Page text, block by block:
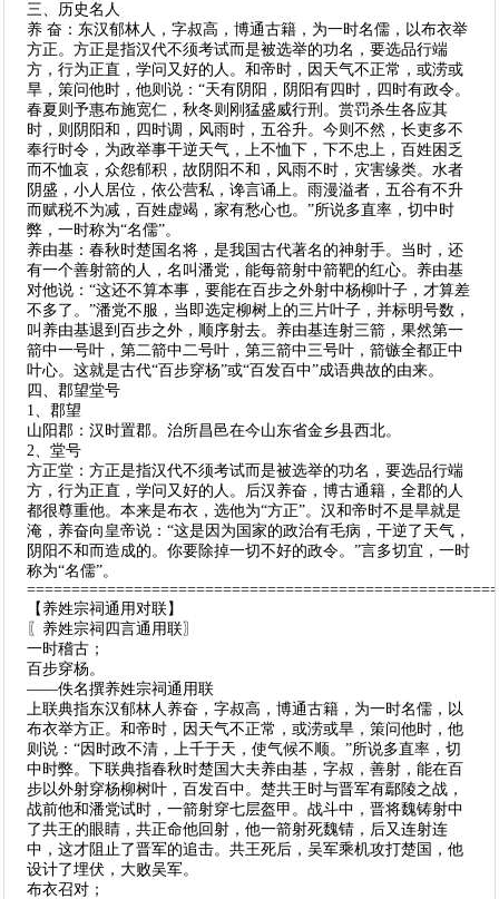
三、历史名人
养 奋：东汉郁林人，字叔高，博通古籍，为一时名儒，以布衣举
方正。方正是指汉代不须考试而是被选举的功名，要选品行端
方，行为正直，学问又好的人。和帝时，因天气不正常，或涝或
旱，策问他时，他则说：“天有阴阳，阴阳有四时，四时有政令。
春夏则予惠布施宽仁，秋冬则刚猛盛威行刑。赏罚杀生各应其
时，则阴阳和，四时调，风雨时，五谷升。今则不然，长吏多不
奉行时令，为政举事干逆天气，上不恤下，下不忠上，百姓困乏
而不恤哀，众怨郁积，故阴阳不和，风雨不时，灾害缘类。水者
阴盛，小人居位，依公营私，谗言诵上。雨漫溢者，五谷有不升
而赋税不为减，百姓虚竭，家有愁心也。”所说多直率，切中时
弊，一时称为“名儒”。
养由基：春秋时楚国名将，是我国古代著名的神射手。当时，还
有一个善射箭的人，名叫潘党，能每箭射中箭靶的红心。养由基
对他说：“这还不算本事，要能在百步之外射中杨柳叶子，才算差
不多了。”潘党不服，当即选定柳树上的三片叶子，并标明号数，
叫养由基退到百步之外，顺序射去。养由基连射三箭，果然第一
箭中一号叶，第二箭中二号叶，第三箭中三号叶，箭镞全都正中
叶心。这就是古代“百步穿杨”或“百发百中”成语典故的由来。
四、郡望堂号
1、郡望
山阳郡：汉时置郡。治所昌邑在今山东省金乡县西北。
2、堂号
方正堂：方正是指汉代不须考试而是被选举的功名，要选品行端
方，行为正直，学问又好的人。后汉养奋，博古通籍，全郡的人
都很尊重他。本来是布衣，选他为“方正”。汉和帝时不是旱就是
淹，养奋向皇帝说：“这是因为国家的政治有毛病，干逆了天气，
阴阳不和而造成的。你要除掉一切不好的政令。”言多切宜，一时
称为“名儒”。
【养姓宗祠通用对联】
〖养姓宗祠四言通用联〗
一时稽古；
百步穿杨。
——佚名撰养姓宗祠通用联
上联典指东汉郁林人养奋，字叔高，博通古籍，为一时名儒，以
布衣举方正。和帝时，因天气不正常，或涝或旱，策问他时，他
则说：“因时政不清，上千于天，使气候不顺。”所说多直率，切
中时弊。下联典指春秋时楚国大夫养由基，字叔，善射，能在百
步以外射穿杨柳树叶，百发百中。楚共王时与晋军有鄢陵之战，
战前他和潘党试时，一箭射穿七层盔甲。战斗中，晋将魏铸射中
了共王的眼睛，共正命他回射，他一箭射死魏锖，后又连射连
中，这才阻止了晋军的追击。共王死后，吴军乘机攻打楚国，他
设计了埋伏，大败吴军。
布衣召对；